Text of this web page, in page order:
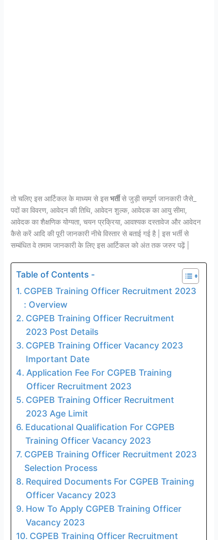
तो चलिए इस आर्टिकल के माध्यम से इसभर्तीसे जुड़ी सम्पूर्ण जानकारी जैसे_
पदों का विवरण, आवेदन की तिथि, आवेदन शुल्क, आवेदक का आयु सीमा,
आवेदक का शैक्षणिक योग्यता, चयन प्रक्रिया, आवश्यक दस्तावेज और आवेदन
कैसे करें आदि की पूरी जानकारी नीचे विस्तार से बताई गई है | इस भर्ती से
सम्बंधित वे तमाम जानकारी के लिए इस आर्टिकल को अंत तक जरुर पढ़ें |
Table of Contents -
CGPEB Training Officer Recruitment 2023
: Overview
CGPEB Training Officer Recruitment
2023 Post Details
CGPEB Training Officer Vacancy 2023
Important Date
Application Fee For CGPEB Training
Officer Recruitment 2023
CGPEB Training Officer Recruitment
2023 Age Limit
Educational Qualification For CGPEB
Training Officer Vacancy 2023
CGPEB Training Officer Recruitment 2023
Selection Process
Required Documents For CGPEB Training
Officer Vacancy 2023
How To Apply CGPEB Training Officer
Vacancy 2023
CGPEB Training Officer Recruitment